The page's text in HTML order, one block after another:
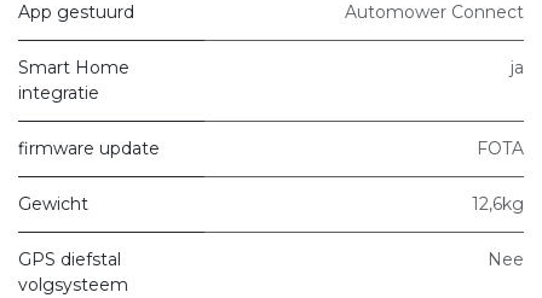
App gestuurd Automower Connect
Smart Home
integratie
ja
firmware update FOTA
Gewicht 12,6kg
GPS diefstal
volgsysteem
Nee